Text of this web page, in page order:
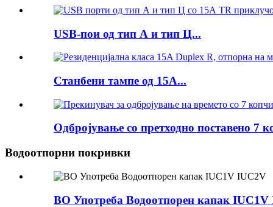
USB-пои од тип А и тип Ц...
Станбени тампе од 15А...
Одбројување со претходно поставено 7
Водоотпорни покривки
ВО Употреба Водоотпорен капак IUC1V